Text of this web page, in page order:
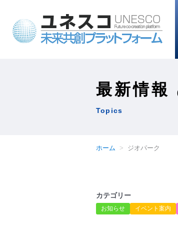
最新情報
Topics
ホーム ジオパーク
カテゴリー
お知らせ イベント案内